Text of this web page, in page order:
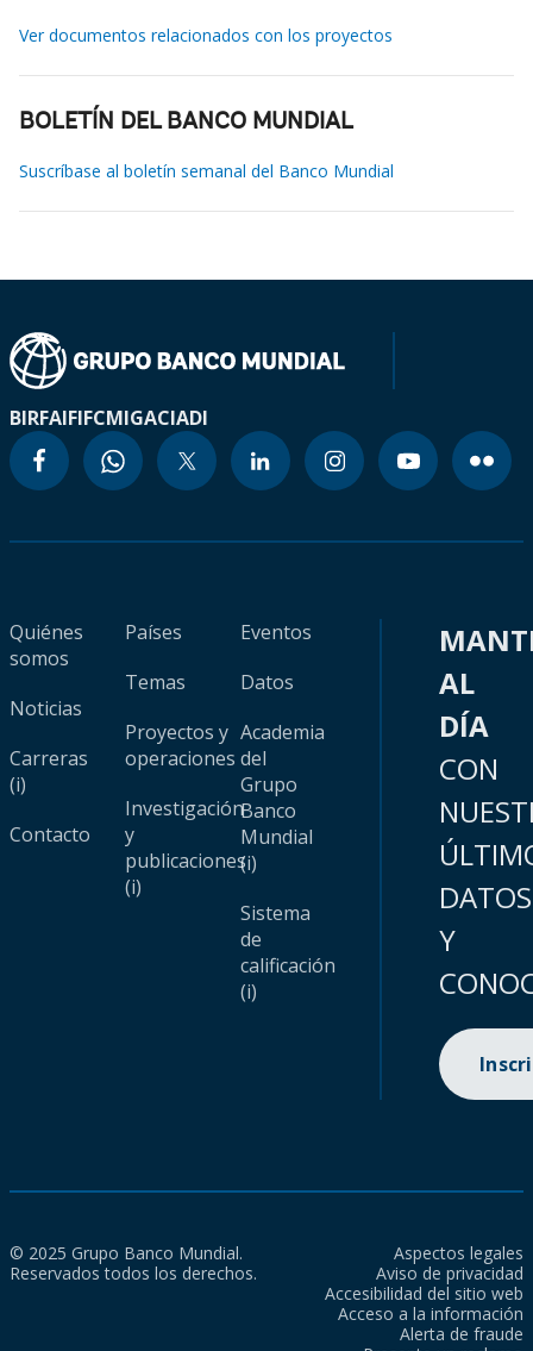
Ver documentos relacionados con los proyectos
BOLETÍN DEL BANCO MUNDIAL
Suscríbase al boletín semanal del Banco Mundial
BIRFAIFIFCMIGACIADI
Quiénes
somos
Noticias
Carreras
(i)
Contacto
Países
Temas
Proyectos y
operaciones
Investigación
y
publicaciones
(i)
Eventos
Datos
Academia
del
Grupo
Banco
Mundial
(i)
Sistema
de
calificación
(i)
AL
DÍA
CON
DATOS
Y
© 2025 Grupo Banco Mundial.
Reservados todos los derechos.
Aspectos legales
Aviso de privacidad
Accesibilidad del sitio web
Acceso a la información
Alerta de fraude